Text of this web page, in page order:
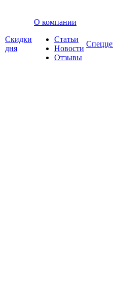
Скидки
дня
О компании
Статьи
Новости
Отзывы